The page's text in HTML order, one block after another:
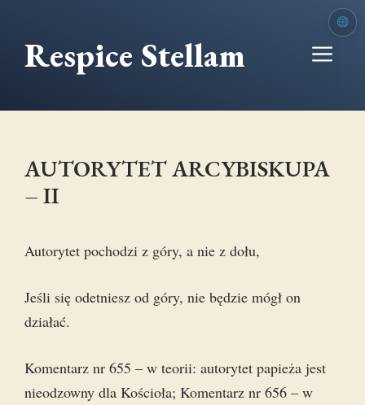
treściRespice Stellam
AUTORYTET ARCYBISKUPA
– II
Autorytet pochodzi z góry, a nie z dołu,
Jeśli się odetniesz od góry, nie będzie mógł on
działać.
Komentarz nr 655 – w teorii: autorytet papieża jest
nieodzowny dla Kościoła; Komentarz nr 656 – w